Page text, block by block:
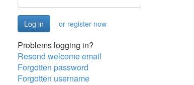
or register now
Problems logging in?
Resend welcome email
Forgotten password
Forgotten username